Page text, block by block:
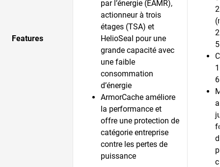
Features
par l’énergie (EAMR),
actionneur à trois
étages (TSA) et
HelioSeal pour une
grande capacité avec
une faible
consommation
d’énergie
ArmorCache améliore
la performance et
offre une protection de
catégorie entreprise
contre les pertes de
puissance